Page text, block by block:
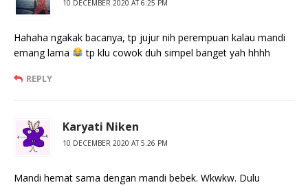
10 DECEMBER 2020 AT 6:25 PM
Hahaha ngakak bacanya, tp jujur nih perempuan kalau mandi
emang lama
tp klu cowok duh simpel banget yah hhhh
REPLY
Karyati Niken
10 DECEMBER 2020 AT 5:26 PM
Mandi hemat sama dengan mandi bebek. Wkwkw. Dulu